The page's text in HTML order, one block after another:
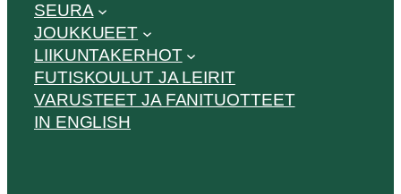
SEURA
JOUKKUEET
LIIKUNTAKERHOT
FUTISKOULUT JA LEIRIT
VARUSTEET JA FANITUOTTEET
IN ENGLISH